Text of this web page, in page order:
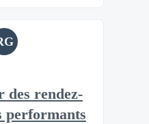
des rendez-
performants